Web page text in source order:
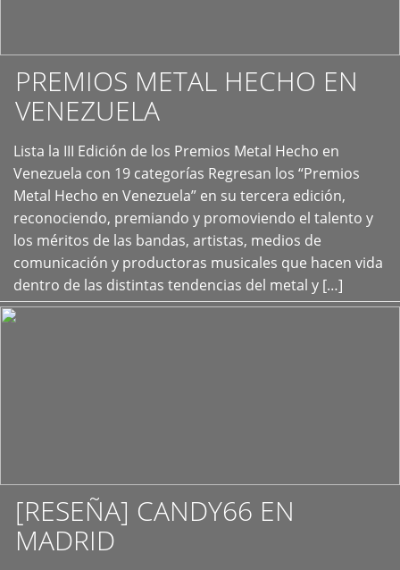
PREMIOS METAL HECHO EN
VENEZUELA
Lista la III Edición de los Premios Metal Hecho en
Venezuela con 19 categorías Regresan los “Premios
Metal Hecho en Venezuela” en su tercera edición,
reconociendo, premiando y promoviendo el talento y
los méritos de las bandas, artistas, medios de
comunicación y productoras musicales que hacen vida
dentro de las distintas tendencias del metal y […]
+
[RESEÑA] CANDY66 EN
MADRID